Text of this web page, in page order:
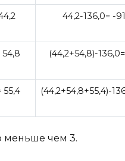
44,2-136,0= -
54,8 (44,2+54,8)-
55,4 (44,2+54,8+55,4)-
меньше чем 3.